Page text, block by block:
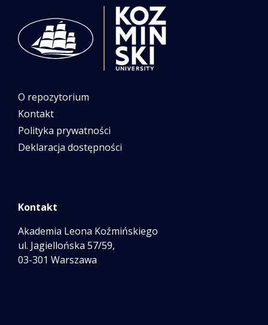
O repozytorium
Kontakt
Polityka prywatności
Deklaracja dostępności
Kontakt
Akademia Leona Koźmińskiego
ul. Jagiellońska 57/59,
03-301 Warszawa